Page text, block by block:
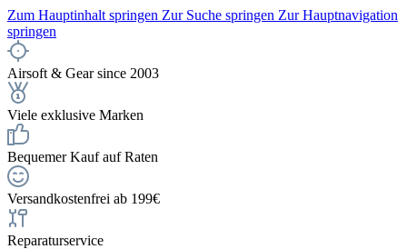
Zum Hauptinhalt springen Zur Suche springen Zur Hauptnavigation
springen
Airsoft & Gear since 2003
Viele exklusive Marken
Bequemer Kauf auf Raten
Versandkostenfrei ab 199€
Reparaturservice